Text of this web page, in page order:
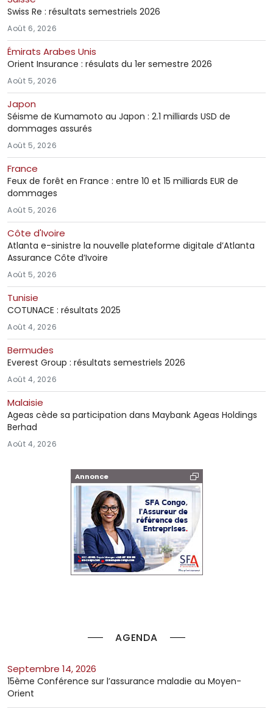
Annonce
AGENDA
septembre 14, 2026
15ème Conférence sur l’assurance maladie au Moyen-
Orient
Swiss Re : résultats semestriels 2026
Août 6, 2026
Émirats Arabes Unis
Orient Insurance : résulats du 1er semestre 2026
Août 5, 2026
Japon
Séisme de Kumamoto au Japon : 2.1 milliards USD de
dommages assurés
Août 5, 2026
France
Feux de forêt en France : entre 10 et 15 milliards EUR de
dommages
Août 5, 2026
Côte d'Ivoire
Atlanta e-sinistre la nouvelle plateforme digitale d’Atlanta
Assurance Côte d’Ivoire
Août 5, 2026
Tunisie
COTUNACE : résultats 2025
Août 4, 2026
Bermudes
Everest Group : résultats semestriels 2026
Août 4, 2026
Malaisie
Ageas cède sa participation dans Maybank Ageas Holdings
Berhad
Août 4, 2026